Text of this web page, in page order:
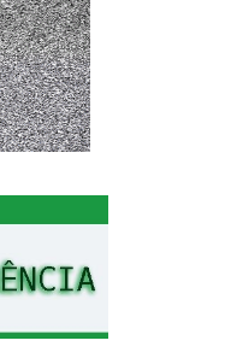
Programa
é